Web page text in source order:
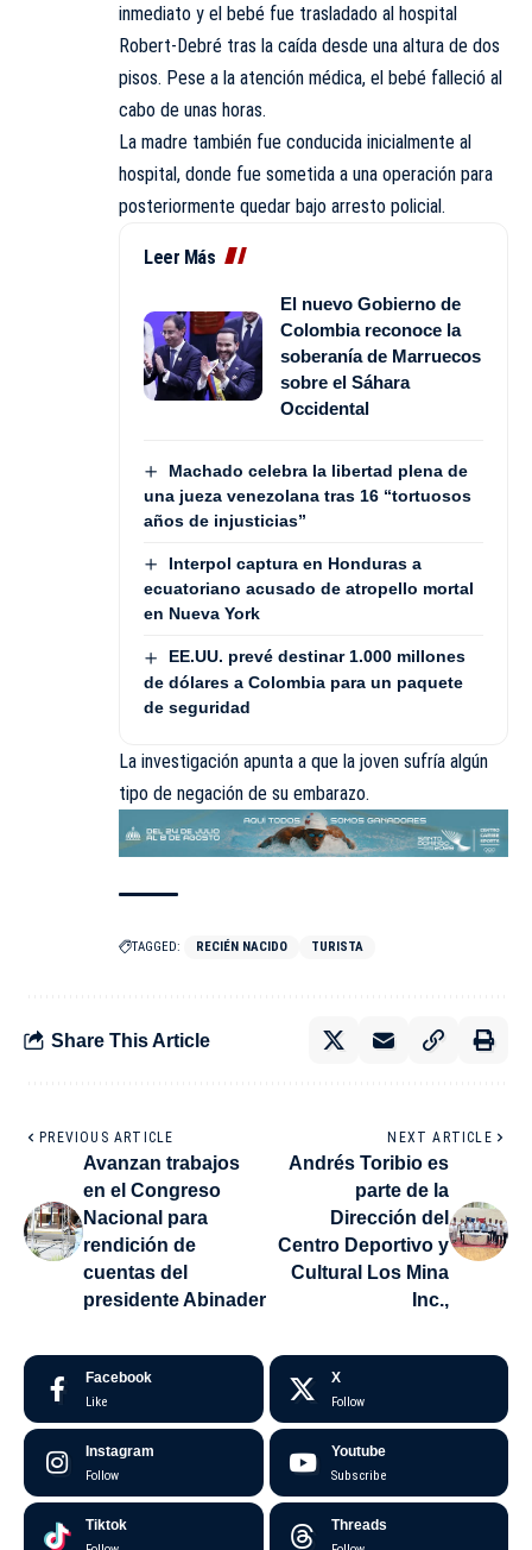
inmediato y el bebé fue trasladado al hospital
Robert-Debré tras la caída desde una altura de dos
pisos. Pese a la atención médica, el bebé falleció al
cabo de unas horas.
La madre también fue conducida inicialmente al
hospital, donde fue sometida a una operación para
posteriormente quedar bajo arresto policial.
Leer Más
El nuevo Gobierno de
Colombia reconoce la
soberanía de Marruecos
sobre el Sáhara
Occidental
Machado celebra la libertad plena de
una jueza venezolana tras 16 “tortuosos
años de injusticias”
Interpol captura en Honduras a
ecuatoriano acusado de atropello mortal
en Nueva York
EE.UU. prevé destinar 1.000 millones
de dólares a Colombia para un paquete
de seguridad
La investigación apunta a que la joven sufría algún
tipo de negación de su embarazo.
TAGGED: RECIÉN NACIDO TURISTA
Share This Article
PREVIOUS ARTICLE
Avanzan trabajos
en el Congreso
Nacional para
rendición de
cuentas del
presidente Abinader
NEXT ARTICLE
Andrés Toribio es
parte de la
Dirección del
Centro Deportivo y
Cultural Los Mina
Inc.,
Facebook
Like
X
Follow
Instagram
Follow
Youtube
Subscribe
Tiktok Threads